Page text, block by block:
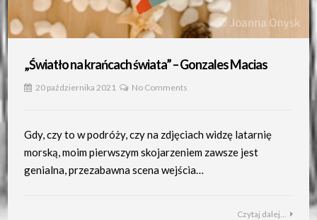
„Światło na krańcach świata” – Gonzales Macias
20 października 2021 No Comments
Gdy, czy to w podróży, czy na zdjęciach widzę latarnię
morską, moim pierwszym skojarzeniem zawsze jest
genialna, przezabawna scena wejścia…
Czytaj dalej...